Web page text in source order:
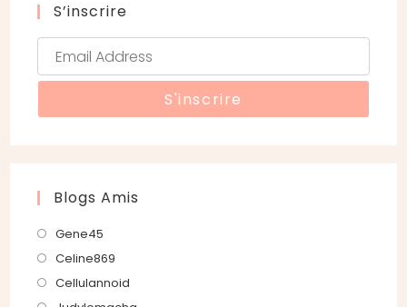
S’inscrire
Blogs Amis
Gene45
dans
un
nouvel
Celine869
dans
un
Cellulannoid